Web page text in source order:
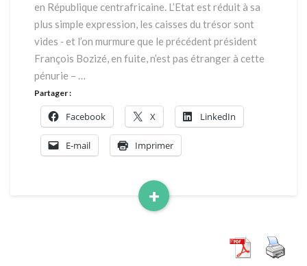
en République centrafricaine. L’Etat est réduit à sa
plus simple expression, les caisses du trésor sont
vides ‐ et l’on murmure que le précédent président
François Bozizé, en fuite, n’est pas étranger à cette
pénurie – …
+
Read
Partager :
Facebook X LinkedIn
E-mail Imprimer